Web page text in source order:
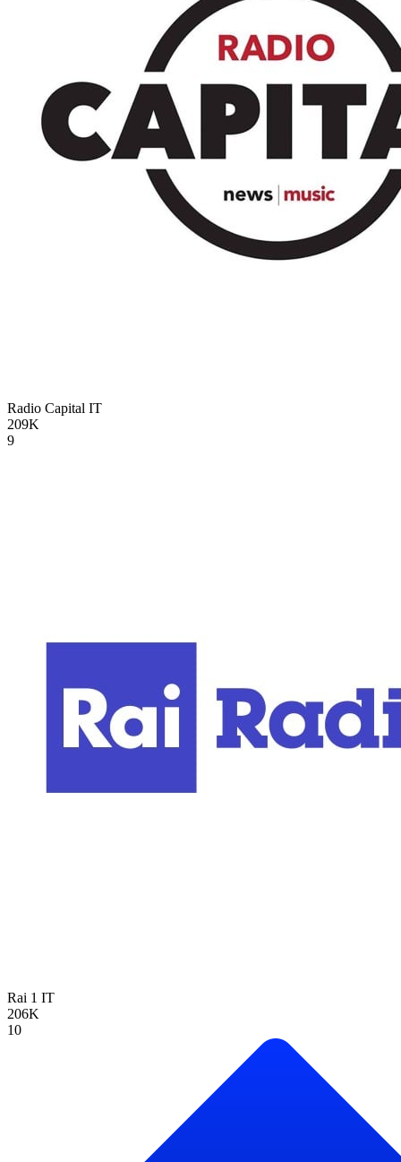
Radio Capital IT
209K
9
Rai 1 IT
206K
10